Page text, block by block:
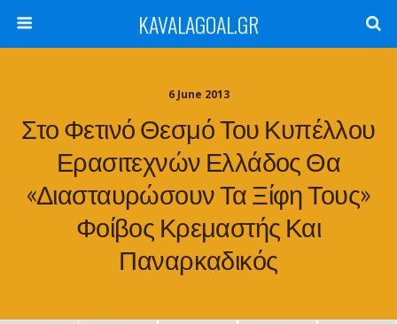
KAVALAGOAL.GR
6 June 2013
Στο Φετινό Θεσμό Του Κυπέλλου
Ερασιτεχνών Ελλάδος Θα
«διασταυρώσουν Τα Ξίφη Τους»
Φοίβος Κρεμαστής Και
Παναρκαδικός